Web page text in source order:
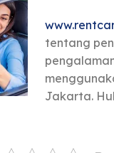
tentang
Jakarta.